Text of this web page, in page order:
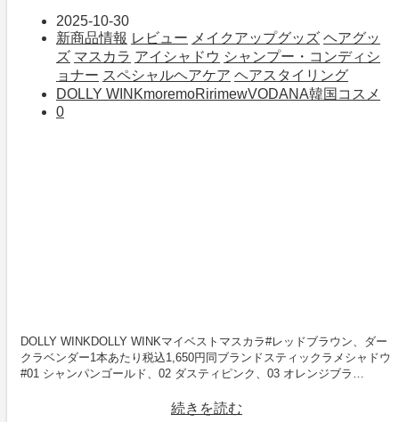
2025-10-30
新商品情報 レビュー メイクアップグッズ ヘアグッ
ズ マスカラ アイシャドウ シャンプー・コンディシ
ョナー スペシャルヘアケア ヘアスタイリング
DOLLY WINKmoremoRirimewVODANA韓国コスメ
0
DOLLY WINKDOLLY WINKマイベストマスカラ#レッドブラウン、ダー
クラベンダー1本あたり税込1,650円同ブランドスティックラメシャドウ
#01 シャンパンゴールド、02 ダスティピンク、03 オレンジブラ…
続きを読む